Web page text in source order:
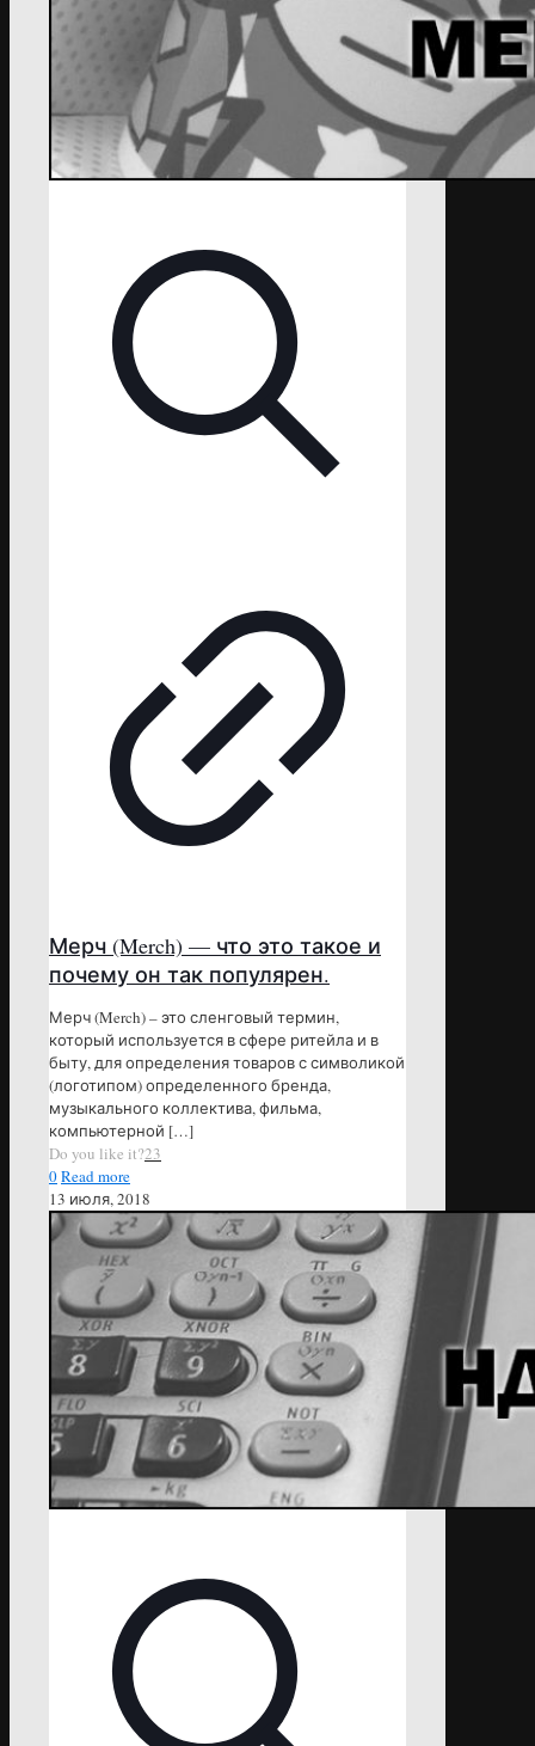
Мерч (Merch) — что это такое и
почему он так популярен.
Мерч (Merch) – это сленговый термин,
который используется в сфере ритейла и в
быту, для определения товаров с символикой
(логотипом) определенного бренда,
музыкального коллектива, фильма,
компьютерной […]
Do you like it?23
0Read more
13 июля, 2018